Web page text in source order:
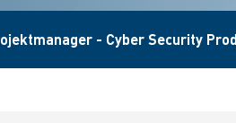
- Cyber Security